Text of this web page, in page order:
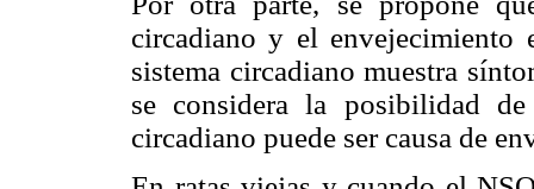
circadiano y el envejecimiento
sistema circadiano muestra
se considera la posibilidad
circadiano puede ser causa de